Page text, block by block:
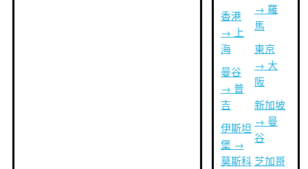
香港
→ 上
海
曼谷
→ 普
吉
伊斯坦
堡 →
莫斯科
→ 羅
馬
東京
→ 大
阪
新加坡
→ 曼
谷
芝加哥